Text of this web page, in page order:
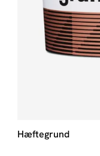
Hæftegrund